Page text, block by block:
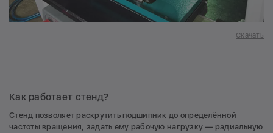
Скачать
Как работает стенд?
Стенд позволяет раскрутить подшипник до определённой
частоты вращения, задать ему рабочую нагрузку — радиальную